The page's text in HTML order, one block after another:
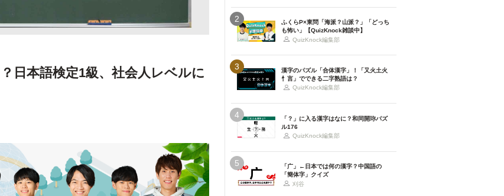
日本語検定1級、社会人レベルに
2
ふくらP×東問「海派？山派？」「どっち
も怖い」【QuizKnock雑談中】
QuizKnock編集部
3
漢字のパズル「合体漢字」！「又火土火
忄言」でできる二字熟語は？
QuizKnock編集部
4
「？」に入る漢字はなに？和同開珎パズ
ル176
QuizKnock編集部
5
「广」←日本では何の漢字？中国語の
「簡体字」クイズ
刈谷